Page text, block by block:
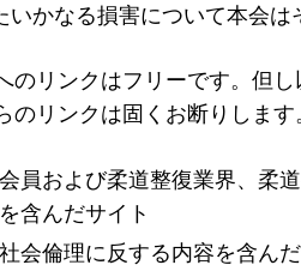
いかなる損害について本会は
のリンクはフリーです。但
のリンクは固くお断りします
員および柔道整復業界、柔
含んだサイト
会倫理に反する内容を含ん